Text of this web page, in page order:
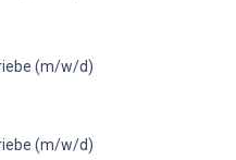
(m/w/d)
(m/w/d)